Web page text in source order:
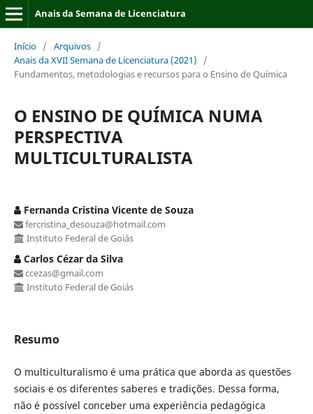
Anais da Semana de Licenciatura
Início / Arquivos /
Anais da XVII Semana de Licenciatura (2021)
/
Fundamentos, metodologias e recursos para o Ensino de Química
O ENSINO DE QUÍMICA NUMA
PERSPECTIVA
MULTICULTURALISTA
Fernanda Cristina Vicente de Souza
fercristina_desouza@hotmail.com
Instituto Federal de Goiás
Carlos Cézar da Silva
ccezas@gmail.com
Instituto Federal de Goiás
Resumo
O multiculturalismo é uma prática que aborda as questões
sociais e os diferentes saberes e tradições. Dessa forma,
não é possível conceber uma experiência pedagógica